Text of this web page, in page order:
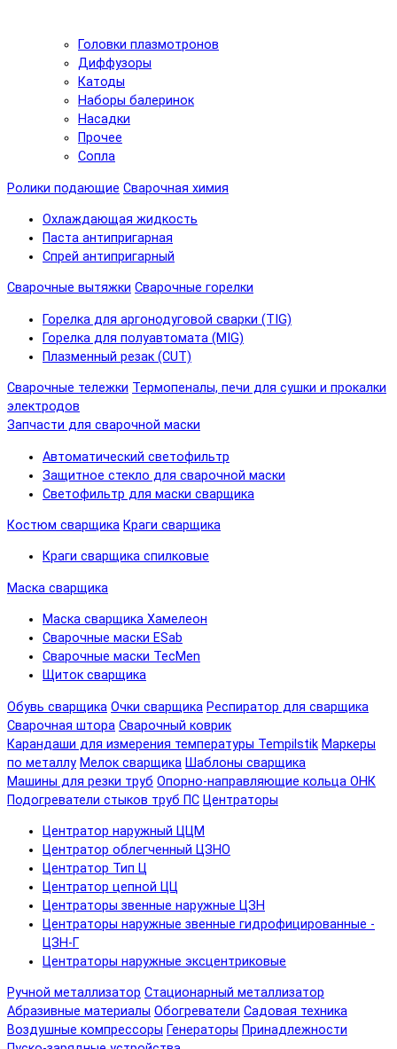
Головки плазмотронов
Диффузоры
Катоды
Наборы балеринок
Насадки
Прочее
Сопла
Ролики подающие Сварочная химия
Охлаждающая жидкость
Паста антипригарная
Спрей антипригарный
Сварочные вытяжки Сварочные горелки
Горелка для аргонодуговой сварки (TIG)
Горелка для полуавтомата (MIG)
Плазменный резак (CUT)
Сварочные тележки Термопеналы, печи для сушки и прокалки
электродов
Запчасти для сварочной маски
Автоматический светофильтр
Защитное стекло для сварочной маски
Светофильтр для маски сварщика
Костюм сварщика Краги сварщика
Краги сварщика спилковые
Маска сварщика
Маска сварщика Хамелеон
Сварочные маски ESab
Сварочные маски TecMen
Щиток сварщика
Обувь сварщика Очки сварщика Респиратор для сварщика
Сварочная штора Сварочный коврик
Карандаши для измерения температуры Tempilstik Маркеры
по металлу Мелок сварщика Шаблоны сварщика
Машины для резки труб Опорно-направляющие кольца ОНК
Подогреватели стыков труб ПС Центраторы
Центратор наружный ЦЦМ
Центратор облегченный ЦЗНО
Центратор Тип Ц
Центратор цепной ЦЦ
Центраторы звенные наружные ЦЗН
Центраторы наружные звенные гидрофицированные -
ЦЗН-Г
Центраторы наружные эксцентриковые
Ручной металлизатор Стационарный металлизатор
Абразивные материалы Обогреватели Садовая техника
Воздушные компрессоры Генераторы Принадлежности